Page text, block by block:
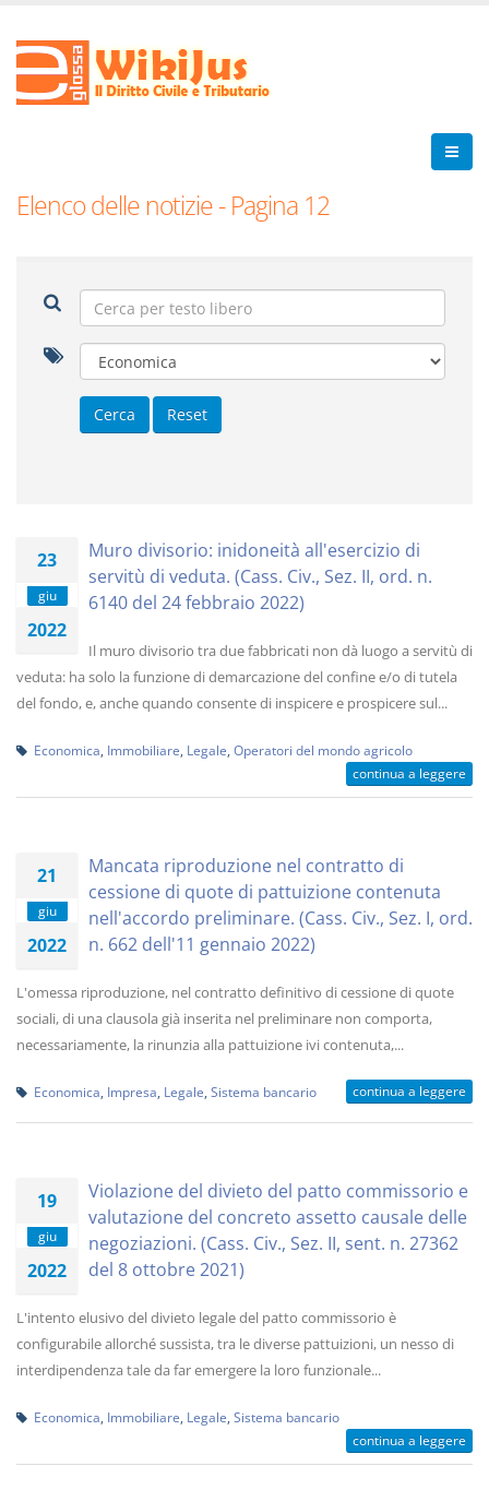
Elenco delle notizie - Pagina 12
23
giu
2022
Muro divisorio: inidoneità all'esercizio di
servitù di veduta. (Cass. Civ., Sez. II, ord. n.
6140 del 24 febbraio 2022)
Il muro divisorio tra due fabbricati non dà luogo a servitù di
veduta: ha solo la funzione di demarcazione del confine e/o di tutela
del fondo, e, anche quando consente di inspicere e prospicere sul...
Economica Immobiliare Legale Operatori del mondo agricolo
continua a leggere
21
giu
2022
Mancata riproduzione nel contratto di
cessione di quote di pattuizione contenuta
nell'accordo preliminare. (Cass. Civ., Sez. I, ord.
n. 662 dell'11 gennaio 2022)
L'omessa riproduzione, nel contratto definitivo di cessione di quote
sociali, di una clausola già inserita nel preliminare non comporta,
necessariamente, la rinunzia alla pattuizione ivi contenuta,...
Economica Impresa Legale Sistema bancario continua a leggere
19
giu
2022
Violazione del divieto del patto commissorio e
valutazione del concreto assetto causale delle
negoziazioni. (Cass. Civ., Sez. II, sent. n. 27362
del 8 ottobre 2021)
L'intento elusivo del divieto legale del patto commissorio è
configurabile allorché sussista, tra le diverse pattuizioni, un nesso di
interdipendenza tale da far emergere la loro funzionale...
Economica Immobiliare Legale Sistema bancario
continua a leggere